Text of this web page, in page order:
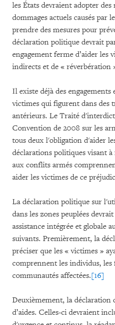
les États devraient adopter
dommages actuels causés par
prendre des mesures pour
déclaration politique devrait
engagement ferme d’aider les
indirects et de « réverbération
Il existe déjà des engagements
victimes qui figurent dans des
antérieurs. Le Traité
Convention de 2008 sur les
tous deux l'obligation d'aider
déclarations politiques visant
aux conflits armés
aider les victimes de ce
La déclaration politique sur
dans les zones peuplées
assistance intégrée et globale
suivants. Premièrement, la
préciser que les « victimes »
comprennent les individus, les
communautés affectées.[16]
Deuxièmement, la déclaration
d’aides. Celles-ci devraient